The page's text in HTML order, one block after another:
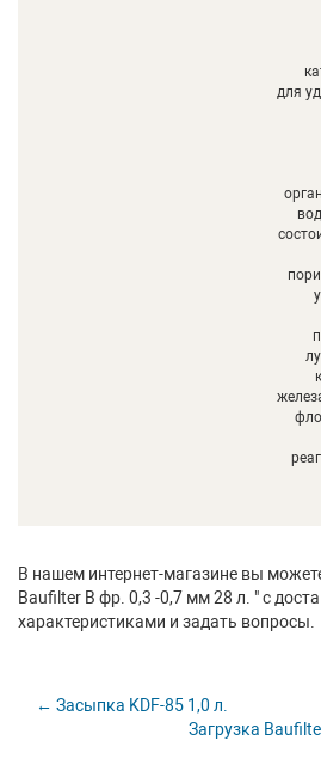
для
В нашем интернет-магазине вы
Baufilter B фр. 0,3 -0,7 мм 28 л. " с
характеристиками и задать вопросы.
← Засыпка KDF-85 1,0 л.
Загрузка